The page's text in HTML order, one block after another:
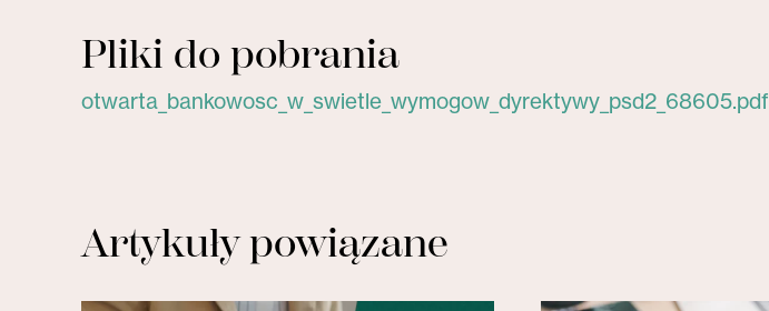
Pliki do pobrania
otwarta_bankowosc_w_swietle_wymogow_dyrektywy_psd2_68605.pdf
Artykuły powiązane